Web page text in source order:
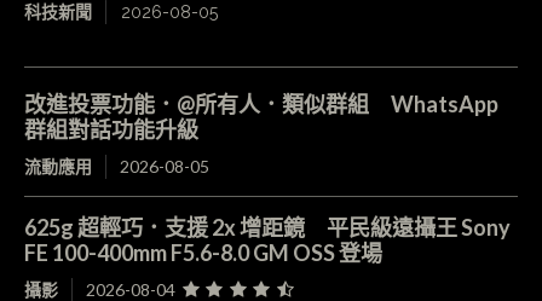
科技新聞 2026-08-05
改進投票功能．@所有人．類似群組 WhatsApp
群組對話功能升級
流動應用 2026-08-05
625g 超輕巧．支援 2x 增距鏡 平民級遠攝王 Sony
FE 100-400mm F5.6-8.0 GM OSS 登場
攝影 2026-08-04